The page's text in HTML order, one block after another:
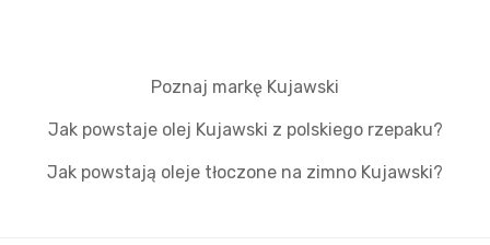
Poznaj markę Kujawski
Jak powstaje olej Kujawski z polskiego rzepaku?
Jak powstają oleje tłoczone na zimno Kujawski?